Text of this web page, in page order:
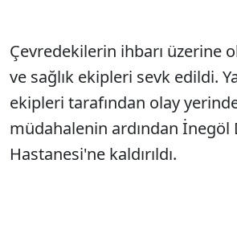
Çevredekilerin ihbarı üzerine
ve sağlık ekipleri sevk edildi.
ekipleri tarafından olay
müdahalenin ardından İnegöl
Hastanesi'ne kaldırıldı.